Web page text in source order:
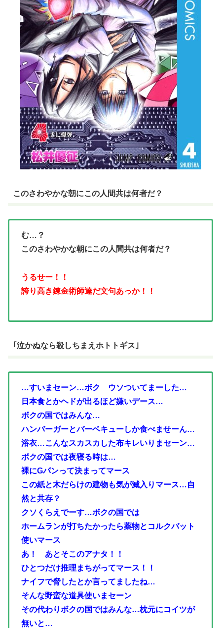
このさわやかな朝にこの人間共は何者だ？
む…？
このさわやかな朝にこの人間共は何者だ？
うるせー！！
誇り高き錬金術師達だ文句あっか！！
｢泣かぬなら殺しちまえホトトギス｣
…すいまセーン…ボク ウソついてまーした…
日本食とかヘドが出るほど嫌いデース…
ボクの国ではみんな…
ハンバーガーとバーベキューしか食べませーん…
浴衣…こんなスカスカした布キレいりまセーン…
ボクの国では夜寝る時は…
裸にGパンって決まってマース
この紙と木だらけの建物も気が滅入りマース…自
然と共存？
クソくらえでーす…ボクの国では
ホームランが打ちたかったら薬物とコルクバット
使いマース
あ！ あとそこのアナタ！！
ひとつだけ推理まちがってマース！！
ナイフで脅したとか言ってましたね…
そんな野蛮な道具使いまセーン
その代わりボクの国ではみんな…枕元にコイツが
無いと…